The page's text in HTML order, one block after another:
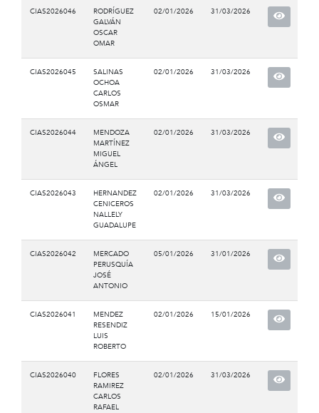
CIAS2026046
RODRÍGUEZ
GALVÁN
OSCAR
OMAR
02/01/2026 31/03/2026
CIAS2026045
SALINAS
OCHOA
CARLOS
OSMAR
02/01/2026 31/03/2026
CIAS2026044
MENDOZA
MARTÍNEZ
MIGUEL
ÁNGEL
02/01/2026 31/03/2026
CIAS2026043
HERNANDEZ
CENICEROS
NALLELY
GUADALUPE
02/01/2026 31/03/2026
CIAS2026042
MERCADO
PERUSQUÍA
JOSÉ
ANTONIO
05/01/2026 31/01/2026
CIAS2026041
MENDEZ
RESENDIZ
LUIS
ROBERTO
02/01/2026 15/01/2026
CIAS2026040
FLORES
RAMIREZ
CARLOS
RAFAEL
02/01/2026 31/03/2026